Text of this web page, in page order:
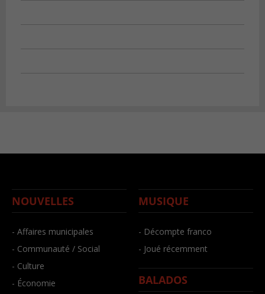
NOUVELLES
- Affaires municipales
- Communauté / Social
- Culture
- Économie
MUSIQUE
- Décompte franco
- Joué récemment
BALADOS